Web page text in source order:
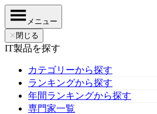
メニュー
✕ 閉じる
IT製品を探す
カテゴリーから探す
ランキングから探す
年間ランキングから探す
専門家一覧